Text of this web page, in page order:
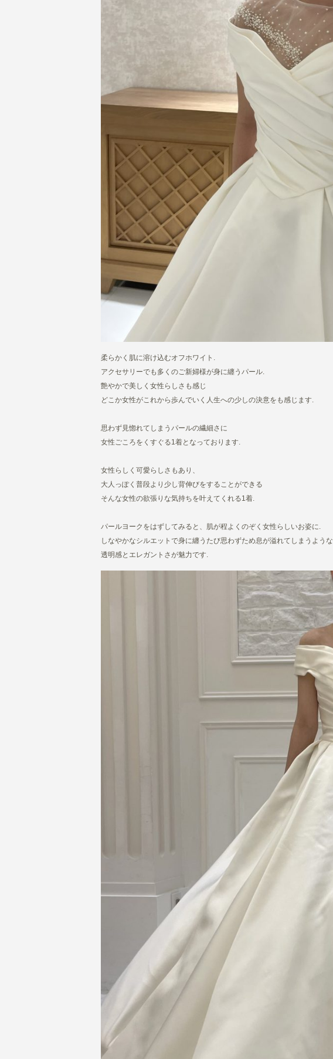
柔らかく肌に溶け込むオフホワイト.
アクセサリーでも多くのご新婦様が身に纏うパール.
艶やかで美しく女性らしさも感じ
どこか女性がこれから歩んでいく人生への少しの決意をも感じます.
思わず見惚れてしまうパールの繊細さに
女性ごころをくすぐる1着となっております.
女性らしく可愛らしさもあり、
大人っぽく普段より少し背伸びをすることができる
そんな女性の欲張りな気持ちを叶えてくれる1着.
パールヨークをはずしてみると、肌が程よくのぞく女性らしいお姿に.
しなやかなシルエットで身に纏うたび思わずため息が溢れてしまうような
透明感とエレガントさが魅力です.